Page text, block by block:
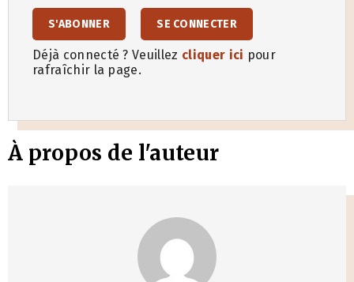
S'ABONNER SE CONNECTER
Déjà connecté ? Veuillez cliquer ici pour
rafraîchir la page.
À propos de l'auteur